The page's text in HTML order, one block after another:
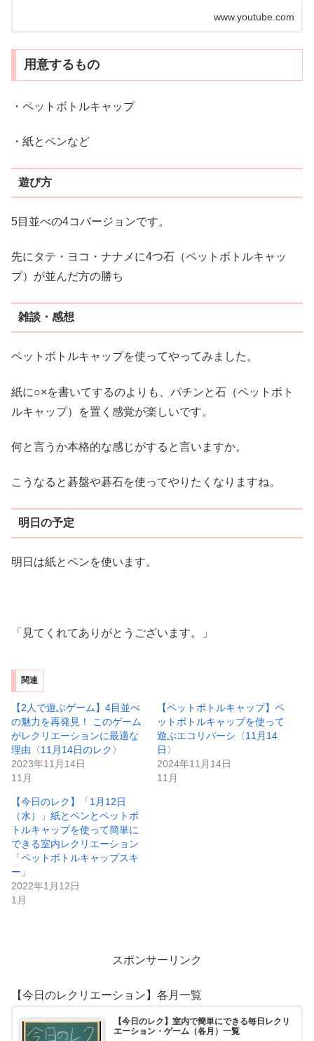
www.youtube.com
用意するもの
・ペットボトルキャップ
・紙とペンなど
遊び方
5目並べの4コバージョンです。
先にタテ・ヨコ・ナナメに4つ石（ペットボトルキャッ
プ）が並んだ方の勝ち
雑談・感想
ペットボトルキャップを使ってやってみました。
紙に○×を書いてするのよりも、パチンと石（ペットボト
ルキャップ）を置く感覚が楽しいです。
何と言うか本格的な感じがすると言いますか。
こうなると碁盤や碁石を使ってやりたくなりますね。
明日の予定
明日は紙とペンを使います。
「見てくれてありがとうございます。」
関連
【2人で遊ぶゲーム】4目並べ
の魅力を再発見！ このゲーム
がレクリエーションに最適な
理由〈11月14日のレク〉
2023年11月14日
11月
【ペットボトルキャップ】ペ
ットボトルキャップを使って
遊ぶエコリバーシ〈11月14
日〉
2024年11月14日
11月
【今日のレク】「1月12日
（水）」紙とペンとペットボ
トルキャップを使って簡単に
できる室内レクリエーション
「ペットボトルキャップスキ
ー」
2022年1月12日
1月
スポンサーリンク
【今日のレクリエーション】各月一覧
【今日のレク】室内で簡単にできる毎日レクリ
エーション・ゲーム（各月）一覧